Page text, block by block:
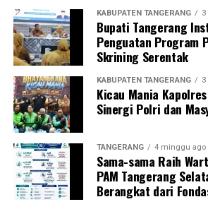
KABUPATEN TANGERANG
Bupati Tangerang
Penguatan Program
Skrining Serentak
KABUPATEN TANGERANG
Kicau Mania
Sinergi Polri dan
TANGERANG 4 minggu ago
Sama-sama Raih
PAM Tangerang
Berangkat dari